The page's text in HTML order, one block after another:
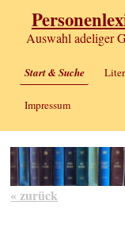
Auswahl adeliger
Start & Suche
Impressum
« zurück